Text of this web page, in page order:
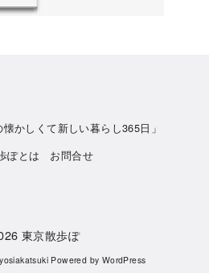
かしくて新しい暮らし365日」
ぽとは
お問合せ
東京散歩ぽ
yosiakatsuki Powered by WordPress